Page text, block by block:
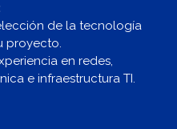
de la tecnología
proyecto.
en redes,
e infraestructura TI.